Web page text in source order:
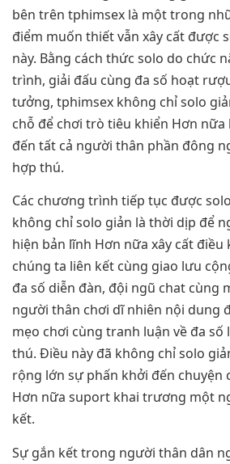
bên trên tphimsex là một trong
điểm muốn thiết vẫn xây cất được
này. Bằng cách thức solo do chức
trình, giải đấu cùng đa số hoạt
tưởng, tphimsex không chỉ solo
chỗ để chơi trò tiêu khiển Hơn
đến tất cả người thân phần đông
hợp thú.
Các chương trình tiếp tục được
không chỉ solo giản là thời dịp để
hiện bản lĩnh Hơn nữa xây cất điều
chúng ta liên kết cùng giao lưu
đa số diễn đàn, đội ngũ chat cùng
người thân chơi dĩ nhiên nội dung
mẹo chơi cùng tranh luận về đa số
thú. Điều này đã không chỉ solo
rộng lớn sự phấn khởi đến chuyện
Hơn nữa suport khai trương một
kết.
Sự gắn kết trong người thân dân